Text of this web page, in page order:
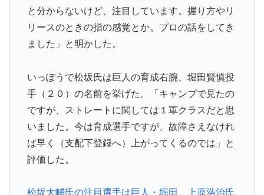
と分からないけど、注目しています。握り方やリ
リースのときの指の感覚とか。プロの話をしてき
ました」と明かした。
いっぽうで松坂氏は巨人の育成右腕、堀田賢慎投
手（２０）の名前を挙げた。「キャンプで見たの
ですが、ストレートに関しては１軍クラスだと思
いました。今は育成選手ですが、故障さえなけれ
ば早く（支配下登録へ）上がってくるのでは」と
評価した。
松坂大輔氏の注目選手は巨人・堀田、上原浩治氏